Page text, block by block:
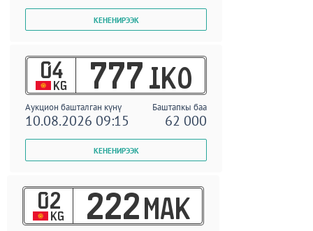
04
KG 777 IKO
Аукцион башталган күнү Баштапкы баа
10.08.2026 09:15 62 000
02
KG 222 MAK